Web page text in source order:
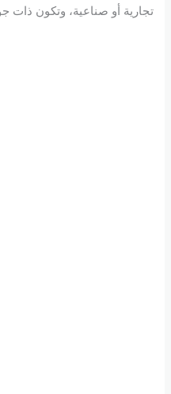
تجارية أو صناعية، وتكون ذات